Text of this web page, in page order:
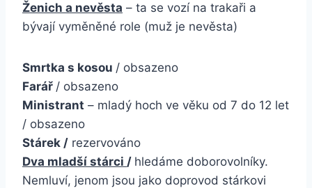
Ženich a nevěsta – ta se vozí na trakaři a
bývají vyměněné role (muž je nevěsta)
Smrtka s kosou / obsazeno
Farář / obsazeno
Ministrant – mladý hoch ve věku od 7 do 12 let
/ obsazeno
Stárek / rezervováno
Dva mladší stárci / hledáme doborovolníky.
Nemluví, jenom jsou jako doprovod stárkovi